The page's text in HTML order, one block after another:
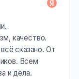
качество.
сказано. От
Всем
и дела.